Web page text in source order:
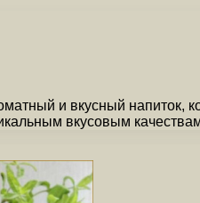
и вкусный напиток,
вкусовым